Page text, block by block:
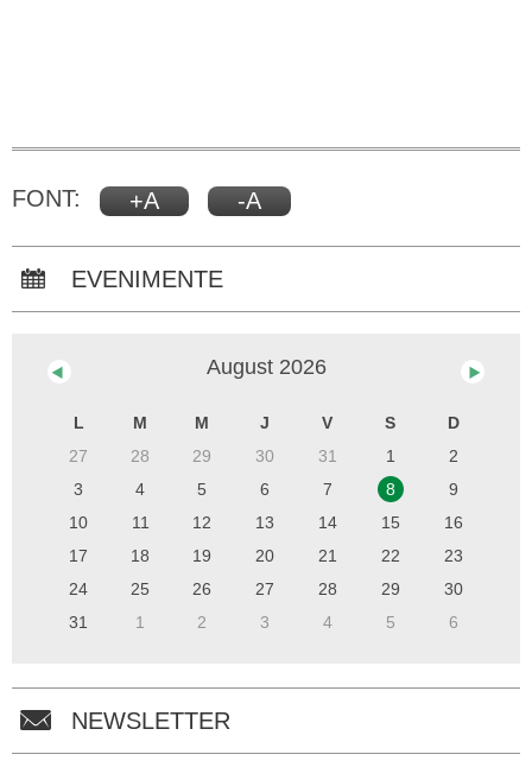
FONT: +A -A
EVENIMENTE
August 2026
L M M J V S
D
27
28 29 30 31 1
2
3
4 5 6 7 8
9
10
11 12 13 14 15
16
17
18 19 20 21 22
23
24
25 26 27 28 29
30
31
1 2 3 4 5 6
NEWSLETTER